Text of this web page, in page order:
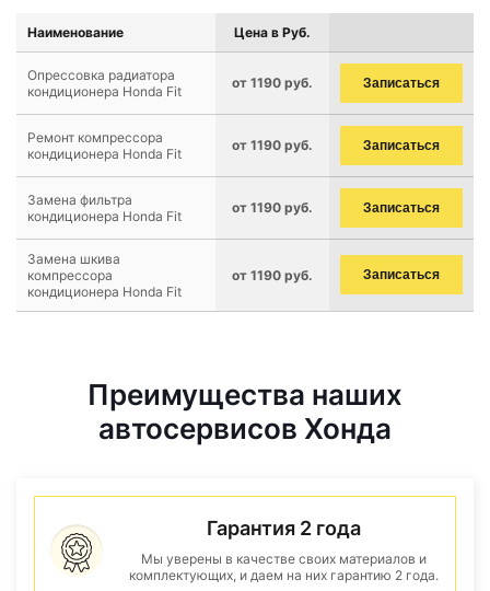
Наименование Цена в Руб.
Опрессовка радиатора
кондиционера Honda Fit
от 1190 руб. Записаться
Ремонт компрессора
кондиционера Honda Fit
от 1190 руб. Записаться
Замена фильтра
кондиционера Honda Fit
от 1190 руб. Записаться
Замена шкива
компрессора
кондиционера Honda Fit
от 1190 руб. Записаться
Преимущества наших
автосервисов Хонда
Гарантия 2 года
Мы уверены в качестве своих материалов и
комплектующих, и даем на них гарантию 2 года.